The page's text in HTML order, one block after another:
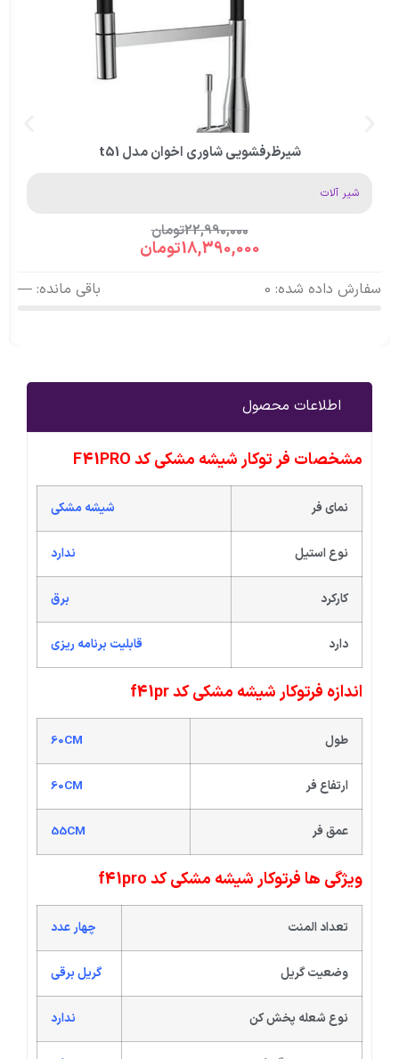
شیرظرفشویی شاوری اخوان مدل t51
شیر آلات
22,990,000تومان
18,390,000تومان
سفارش داده شده: 0 باقی مانده: —
اطلاعات محصول
مشخصات فر توکار شیشه مشکی کد F41PRO
نمای فر شیشه مشکی
نوع استیل ندارد
کارکرد برق
دارد قابلیت برنامه ریزی
اندازه فرتوکار شیشه مشکی کد f41pr
طول 60CM
ارتفاع فر 60CM
عمق فر 55CM
ویژگی ها فرتوکار شیشه مشکی کد f41pro
تعداد المنت چهار عدد
وضعیت گریل گریل برقی
نوع شعله پخش کن ندارد